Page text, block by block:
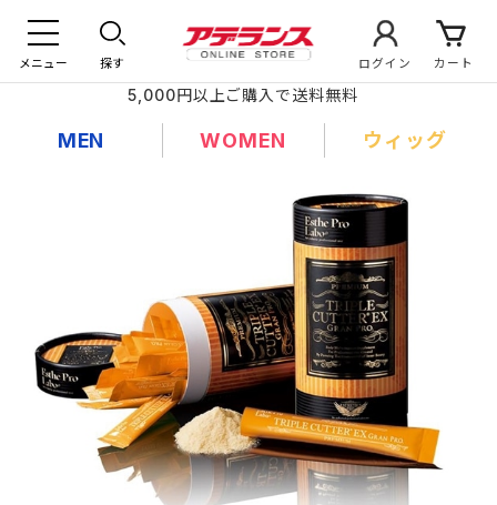
メニュー 探す ログイン カート
5,000円以上ご購入で送料無料
MEN WOMEN ウィッグ